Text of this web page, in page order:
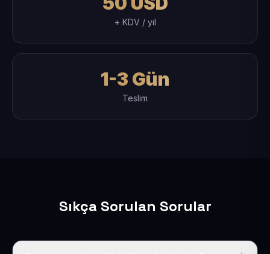
+ KDV / yıl
1-3 Gün
Teslim
Sıkça Sorulan Sorular